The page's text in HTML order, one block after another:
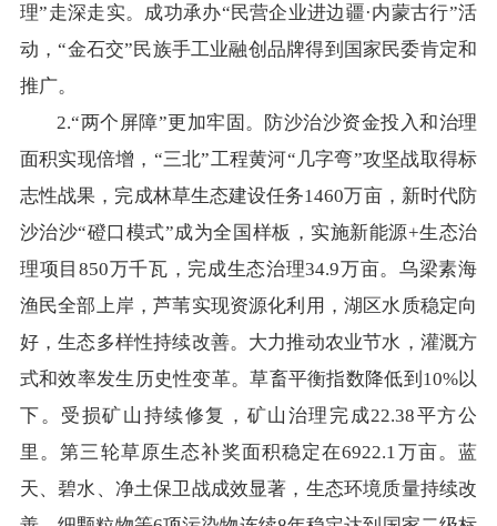
理”走深走实。成功承办“民营企业进边疆·内蒙古行”活
动，“金石交”民族手工业融创品牌得到国家民委肯定和
推广。
2.“两个屏障”更加牢固。防沙治沙资金投入和治理
面积实现倍增，“三北”工程黄河“几字弯”攻坚战取得标
志性战果，完成林草生态建设任务1460万亩，新时代防
沙治沙“磴口模式”成为全国样板，实施新能源+生态治
理项目850万千瓦，完成生态治理34.9万亩。乌梁素海
渔民全部上岸，芦苇实现资源化利用，湖区水质稳定向
好，生态多样性持续改善。大力推动农业节水，灌溉方
式和效率发生历史性变革。草畜平衡指数降低到10%以
下。受损矿山持续修复，矿山治理完成22.38平方公
里。第三轮草原生态补奖面积稳定在6922.1万亩。蓝
天、碧水、净土保卫战成效显著，生态环境质量持续改